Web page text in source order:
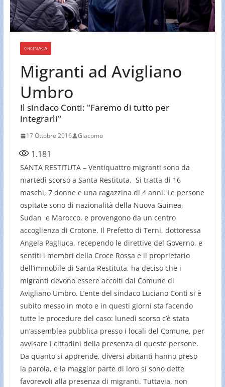
CRONACA
Migranti ad Avigliano
Umbro
Il sindaco Conti: "Faremo di tutto per
integrarli"
17 Ottobre 2016 Giacomo
1.181
SANTA RESTITUTA – Ventiquattro migranti sono da
martedì scorso a Santa Restituta. Si tratta di 16
maschi, 7 donne e una ragazzina di 4 anni. Le persone
ospitate sono di nazionalità della Nuova Guinea,
Sudan e Marocco, e provengono da un centro
accoglienza di Crotone. Il Prefetto di Terni, dottoressa
Angela Pagliuca, recependo le direttive del Governo, e
sentiti i membri della Croce Rossa e il proprietario
dell’immobile di Santa Restituta, ha deciso che i
migranti devono essere accolti dal Comune di
Avigliano Umbro. L’ente del sindaco Luciano Conti si è
subito messo in moto e in questi giorni sta facendo
tutte le procedure del caso: lunedì scorso c’è stata
un’assemblea pubblica presso i locali del Comune, per
avvisare i cittadini della presenza di queste persone.
Da quanto si apprende, diversi abitanti hanno preso
la parola, e la maggior parte di loro si sono dette
favorevoli alla presenza di migranti. Tuttavia, non